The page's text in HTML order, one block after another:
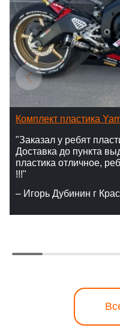
Комплект пластика
"Заказал у ребят
Доставка до пункта
пластика отличное,
!!!"
– Игорь Дубинин г